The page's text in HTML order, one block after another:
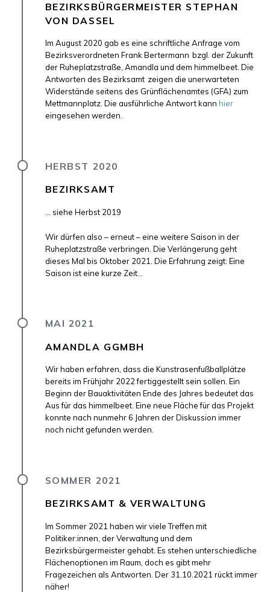
BEZIRKSBÜRGERMEISTER STEPHAN
VON DASSEL
Im August 2020 gab es eine schriftliche Anfrage vom
Bezirksverordneten Frank Bertermann bzgl. der Zukunft
der Ruheplatzstraße, Amandla und dem himmelbeet. Die
Antworten des Bezirksamt zeigen die unerwarteten
Widerstände seitens des Grünflächenamtes (GFA) zum
Mettmannplatz. Die ausführliche Antwort kann hier
eingesehen werden.
HERBST 2020
BEZIRKSAMT
... siehe Herbst 2019
Wir dürfen also – erneut – eine weitere Saison in der
Ruheplatzstraße verbringen. Die Verlängerung geht
dieses Mal bis Oktober 2021. Die Erfahrung zeigt: Eine
Saison ist eine kurze Zeit...
MAI 2021
AMANDLA GGMBH
Wir haben erfahren, dass die Kunstrasenfußballplätze
bereits im Frühjahr 2022 fertiggestellt sein sollen. Ein
Beginn der Bauaktivitäten Ende des Jahres bedeutet das
Aus für das himmelbeet. Eine neue Fläche für das Projekt
konnte nach nunmehr 6 Jahren der Diskussion immer
noch nicht gefunden werden.
SOMMER 2021
BEZIRKSAMT & VERWALTUNG
Im Sommer 2021 haben wir viele Treffen mit
Politiker:innen, der Verwaltung und dem
Bezirksbürgermeister gehabt. Es stehen unterschiedliche
Flächenoptionen im Raum, doch es gibt mehr
Fragezeichen als Antworten. Der 31.10.2021 rückt immer
näher!